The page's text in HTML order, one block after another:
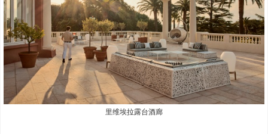
里维埃拉露台酒廊